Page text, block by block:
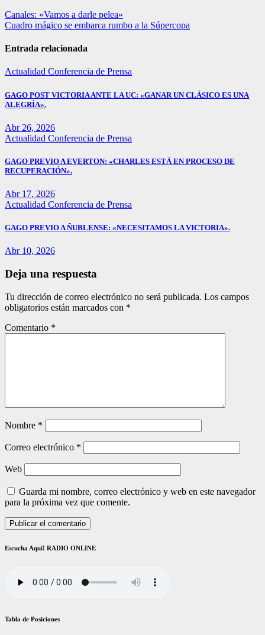
Navegación
de
entradas
Canales: «Vamos a darle pelea»
Cuadro mágico se embarca rumbo a la Súpercopa
Entrada relacionada
Actualidad Conferencia de Prensa
GAGO POST VICTORIA ANTE LA UC: «GANAR UN CLÁSICO ES UNA
ALEGRÍA».
Abr 26, 2026
Actualidad Conferencia de Prensa
GAGO PREVIO A EVERTON: «CHARLES ESTÁ EN PROCESO DE
RECUPERACIÓN».
Abr 17, 2026
Actualidad Conferencia de Prensa
GAGO PREVIO A ÑUBLENSE: «NECESITAMOS LA VICTORIA».
Abr 10, 2026
Deja una respuesta
Tu dirección de correo electrónico no será publicada. Los campos
obligatorios están marcados con *
Comentario *
Nombre *
Correo electrónico *
Web
Guarda mi nombre, correo electrónico y web en este navegador
para la próxima vez que comente.
Escucha Aquí! RADIO ONLINE
Tabla de Posiciones